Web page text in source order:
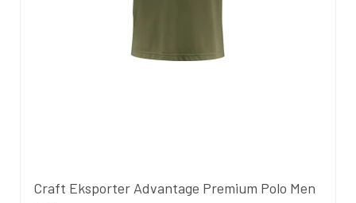
Craft Eksporter Advantage Premium Polo Men